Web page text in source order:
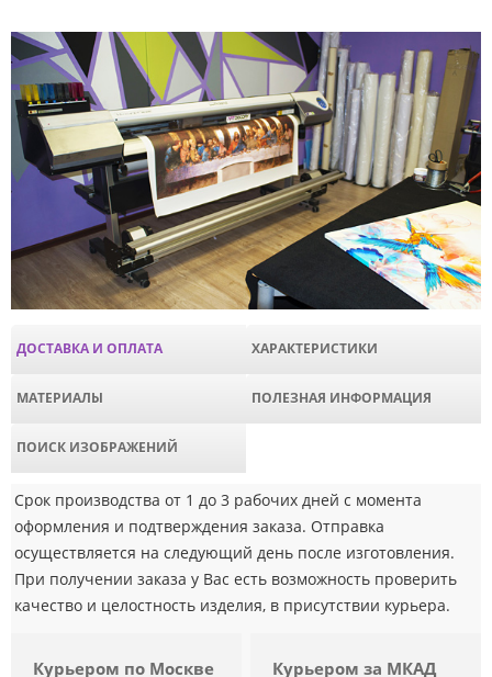
ДОСТАВКА И ОПЛАТА ХАРАКТЕРИСТИКИ
МАТЕРИАЛЫ ПОЛЕЗНАЯ ИНФОРМАЦИЯ
ПОИСК ИЗОБРАЖЕНИЙ
Срок производства от 1 до 3 рабочих дней с момента
оформления и подтверждения заказа. Отправка
осуществляется на следующий день после изготовления.
При получении заказа у Вас есть возможность проверить
качество и целостность изделия, в присутствии курьера.
Курьером по Москве Курьером за МКАД